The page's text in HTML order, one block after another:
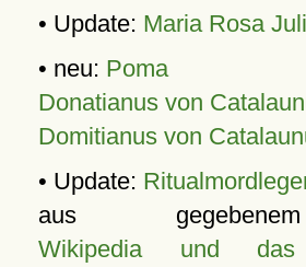
• Update: Maria Rosa
• neu: Poma
Donatianus von
Domitianus von
• Update:
aus
Wikipedia und das